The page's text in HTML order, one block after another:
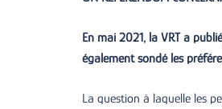
En mai 2021, la VRT a
également sondé les
La question à laquelle les